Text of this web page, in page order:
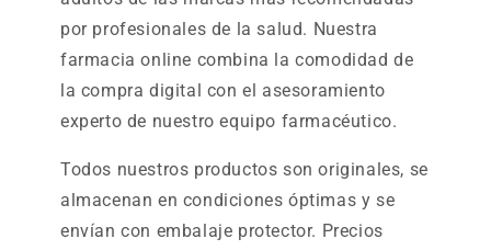
por profesionales de la salud. Nuestra
farmacia online combina la comodidad de
la compra digital con el asesoramiento
experto de nuestro equipo farmacéutico.
Todos nuestros productos son originales, se
almacenan en condiciones óptimas y se
envían con embalaje protector. Precios